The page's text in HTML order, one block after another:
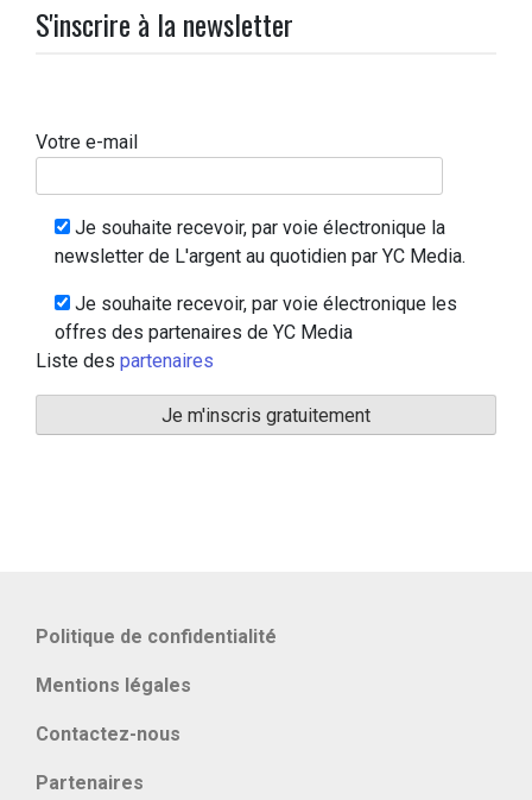
S'inscrire à la newsletter
Votre e-mail
Je souhaite recevoir, par voie électronique la
newsletter de L'argent au quotidien par YC Media.
Je souhaite recevoir, par voie électronique les
offres des partenaires de YC Media
Liste des partenaires
Politique de confidentialité
Mentions légales
Contactez-nous
Partenaires